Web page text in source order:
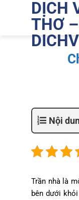
DỊCH
THƠ –
Nội
Trần nhà là
bên dưới